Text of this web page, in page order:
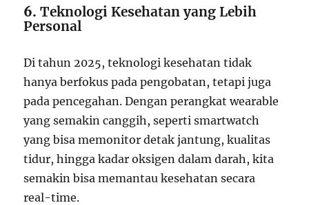
6.Teknologi Kesehatan yang Lebih
Personal
Di tahun 2025, teknologi kesehatan tidak
hanya berfokus pada pengobatan, tetapi juga
pada pencegahan. Dengan perangkat wearable
yang semakin canggih, seperti smartwatch
yang bisa memonitor detak jantung, kualitas
tidur, hingga kadar oksigen dalam darah, kita
semakin bisa memantau kesehatan secara
real-time.